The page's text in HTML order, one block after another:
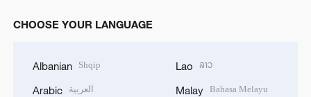
CHOOSE YOUR LANGUAGE
Albanian Shqip
Arabic العربية
Lao ລາວ
Malay Bahasa Melayu